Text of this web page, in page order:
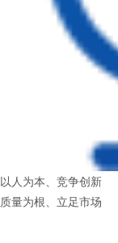
以人为本、竞争创新
质量为根、立足市场